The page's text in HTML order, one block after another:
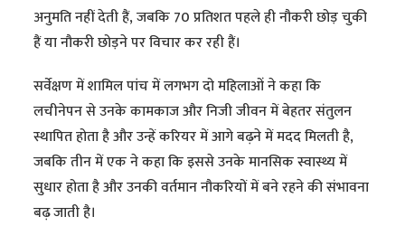
अनुमति नहीं देती हैं, जबकि 70 प्रतिशत पहले ही नौकरी छोड़ चुकी
हैं या नौकरी छोड़ने पर विचार कर रही हैं।
सर्वेक्षण में शामिल पांच में लगभग दो महिलाओं ने कहा कि
लचीनेपन से उनके कामकाज और निजी जीवन में बेहतर संतुलन
स्थापित होता है और उन्हें करियर में आगे बढ़ने में मदद मिलती है,
जबकि तीन में एक ने कहा कि इससे उनके मानसिक स्वास्थ्य में
सुधार होता है और उनकी वर्तमान नौकरियों में बने रहने की संभावना
बढ़ जाती है।